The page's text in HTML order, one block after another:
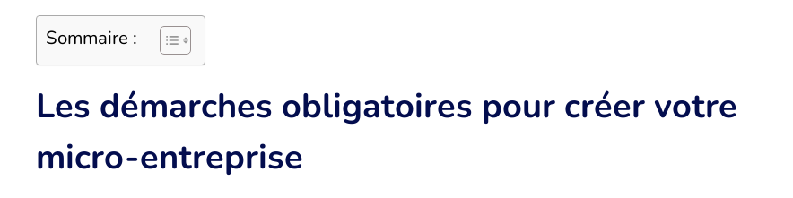
Sommaire :
Les démarches obligatoires pour créer votre
micro-entreprise